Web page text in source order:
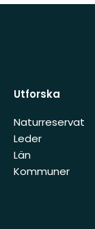
Utforska
Naturreservat
Leder
Län
Kommuner